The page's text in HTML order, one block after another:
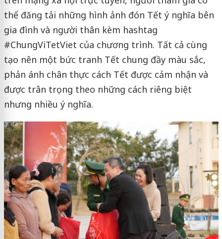
thể đăng tải những hình ảnh đón Tết ý nghĩa bên
gia đình và người thân kèm hashtag
#ChungViTetViet của chương trình. Tất cả cùng
tạo nên một bức tranh Tết chung đầy màu sắc,
phản ánh chân thực cách Tết được cảm nhận và
được trân trọng theo những cách riêng biệt
nhưng nhiều ý nghĩa.